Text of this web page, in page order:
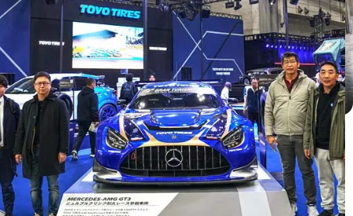
Honda HRV ติดตั้ง OPEN COUNTRY H/T
II WHITE LETTER